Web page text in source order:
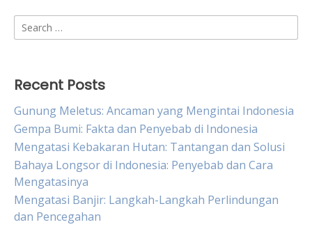
Search
for:
Recent Posts
Gunung Meletus: Ancaman yang Mengintai Indonesia
Gempa Bumi: Fakta dan Penyebab di Indonesia
Mengatasi Kebakaran Hutan: Tantangan dan Solusi
Bahaya Longsor di Indonesia: Penyebab dan Cara
Mengatasinya
Mengatasi Banjir: Langkah-Langkah Perlindungan
dan Pencegahan